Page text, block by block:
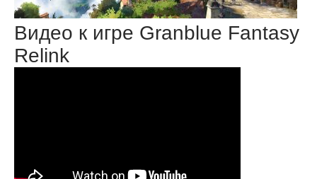
Видео к игре Granblue Fantasy
Relink